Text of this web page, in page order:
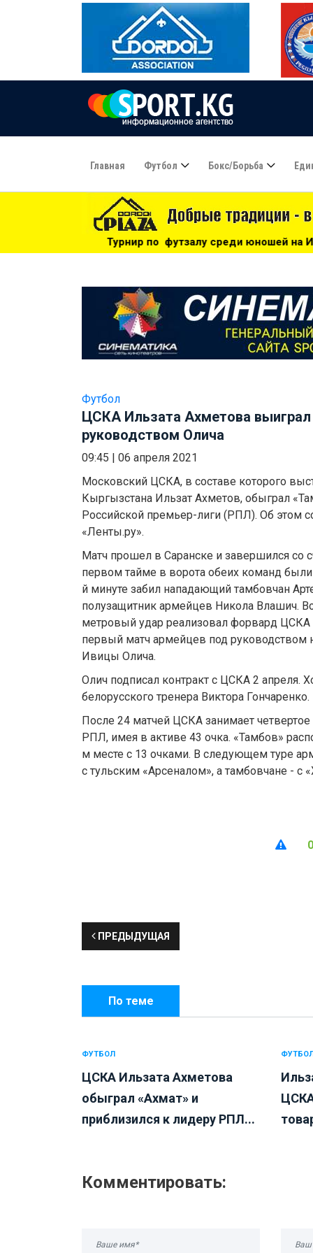
Главная Футбол Бокс/борьба
по футзалу среди юношей на Иссык-Куле: «Бишкек» -
Футбол
ЦСКА Ильзата Ахметова
руководством Олича
09:45
06 апреля 2021
Московский ЦСКА, в составе которого
Кыргызстана Ильзат Ахметов, обыграл
Российской премьер-лиги (РПЛ). Об этом
«Ленты.ру».
Матч прошел в Саранске и завершился со
первом тайме в ворота обеих команд были
й минуте забил нападающий тамбовчан
полузащитник армейцев Никола Влашич.
метровый удар реализовал форвард
первый матч армейцев под руководством
Ивицы Олича.
Олич подписал контракт с ЦСКА 2 апреля.
белорусского тренера Виктора Гончаренко.
После 24 матчей ЦСКА занимает
РПЛ, имея в активе 43 очка. «Тамбов»
м месте с 13 очками. В следующем туре
с тульским «Арсеналом», а тамбовчане - с
0
ПРЕДЫДУЩАЯ
По теме
ФУТБОЛ
ЦСКА Ильзата Ахметова
обыграл «Ахмат» и
приблизился к лидеру РПЛ...
ФУТБОЛ
Комментировать: